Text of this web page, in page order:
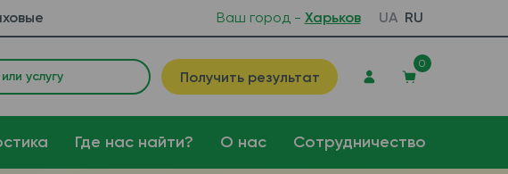
Ваш город - Харьков UA RU
Получить результат
0
Где нас найти? О нас Сотрудничество